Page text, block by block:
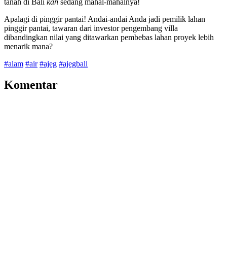
Apalagi di pinggir pantai! Andai-andai Anda jadi pemilik lahan
pinggir pantai, tawaran dari investor pengembang villa
dibandingkan nilai yang ditawarkan pembebas lahan proyek lebih
menarik mana?
#alam #air #ajeg #ajegbali
Komentar